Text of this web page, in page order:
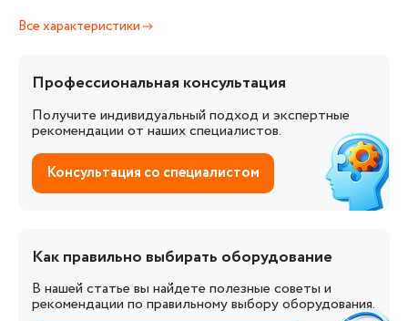
Все характеристики
Профессиональная консультация
Получите индивидуальный подход и экспертные
рекомендации от наших специалистов.
Консультация со специалистом
Как правильно выбирать оборудование
В нашей статье вы найдете полезные советы и
рекомендации по правильному выбору оборудования.